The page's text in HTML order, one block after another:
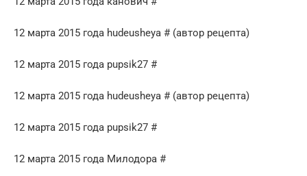
12 марта 2015 года hudeusheya # (автор рецепта)
12 марта 2015 года pupsik27 #
12 марта 2015 года hudeusheya # (автор рецепта)
12 марта 2015 года pupsik27 #
12 марта 2015 года Милодора #